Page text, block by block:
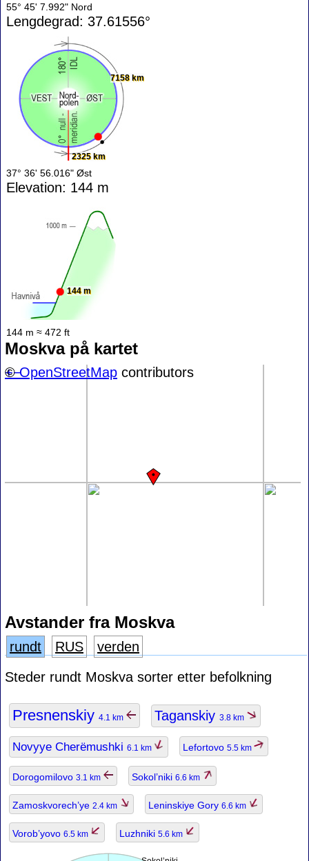
55° 45' 7.992" Nord
Lengdegrad: 37.61556°
2325 km
7158 km
37° 36' 56.016" Øst
Elevation: 144 m
144 m
144 m ≈ 472 ft
Moskva på kartet
+−
©OpenStreetMap contributors
Avstander fra Moskva
rundt RUS
verden
Steder rundt Moskva sorter etter befolkning
Presnenskiy 4.1 km Taganskiy 3.8 km
Novyye Cherëmushki 6.1 km Lefortovo 5.5 km
Dorogomilovo 3.1 km Sokol’niki 6.6 km
Zamoskvorech’ye 2.4 km Leninskiye Gory 6.6 km
Vorob’yovo 6.5 km Luzhniki 5.6 km